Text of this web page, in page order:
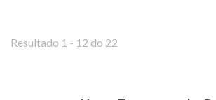
Resultado 1 - 12 do 22